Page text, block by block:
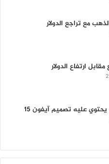
مع تراجع الدولار
ارتفاع الدولار
عليه تصميم آيفون 15